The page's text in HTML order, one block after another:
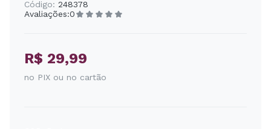
Código: 248378
Avaliações:0
R$ 29,99
no PIX ou no cartão